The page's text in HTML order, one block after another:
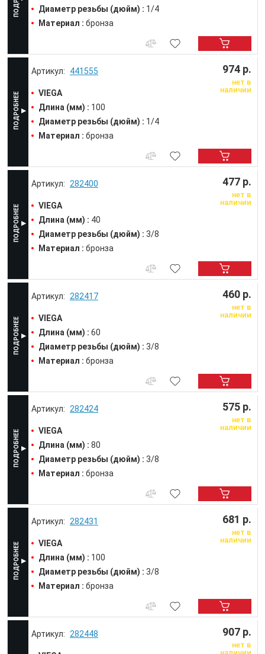
Диаметр резьбы (дюйм) : 1/4
Материал : бронза
441555
VIEGA
Длина (мм) : 100
Диаметр резьбы (дюйм) : 1/4
Материал : бронза
974 р.
нет в
наличии
282400
VIEGA
Длина (мм) : 40
Диаметр резьбы (дюйм) : 3/8
Материал : бронза
477 р.
нет в
наличии
282417
VIEGA
Длина (мм) : 60
Диаметр резьбы (дюйм) : 3/8
Материал : бронза
460 р.
нет в
наличии
282424
VIEGA
Длина (мм) : 80
Диаметр резьбы (дюйм) : 3/8
Материал : бронза
575 р.
нет в
наличии
282431
VIEGA
Длина (мм) : 100
Диаметр резьбы (дюйм) : 3/8
Материал : бронза
681 р.
нет в
наличии
282448 907 р.
нет в